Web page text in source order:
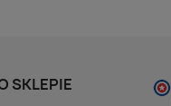
SKLEPIE